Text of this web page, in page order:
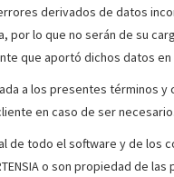
derivados de datos
por lo que no serán de su
que aportó dichos datos
a los presentes términos y
en caso de ser necesario.
de todo el software y de los
o son propiedad de